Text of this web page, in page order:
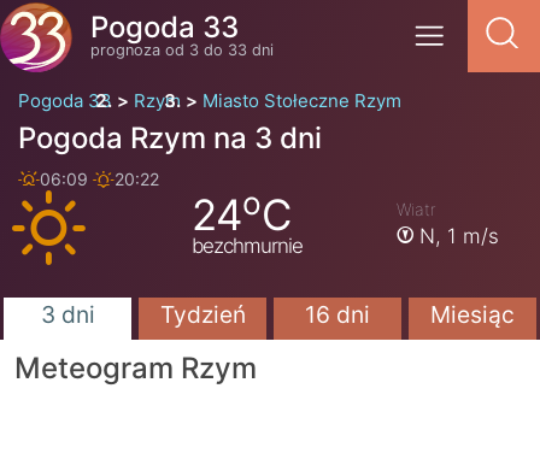
Pogoda 33
prognoza od 3 do 33 dni
Pogoda 33 Rzym Miasto Stołeczne Rzym
Pogoda Rzym na 3 dni
06:09 20:22
24oC
bezchmurnie
Wiatr
N, 1 m/s
3 dni Tydzień 16 dni Miesiąc
Meteogram Rzym